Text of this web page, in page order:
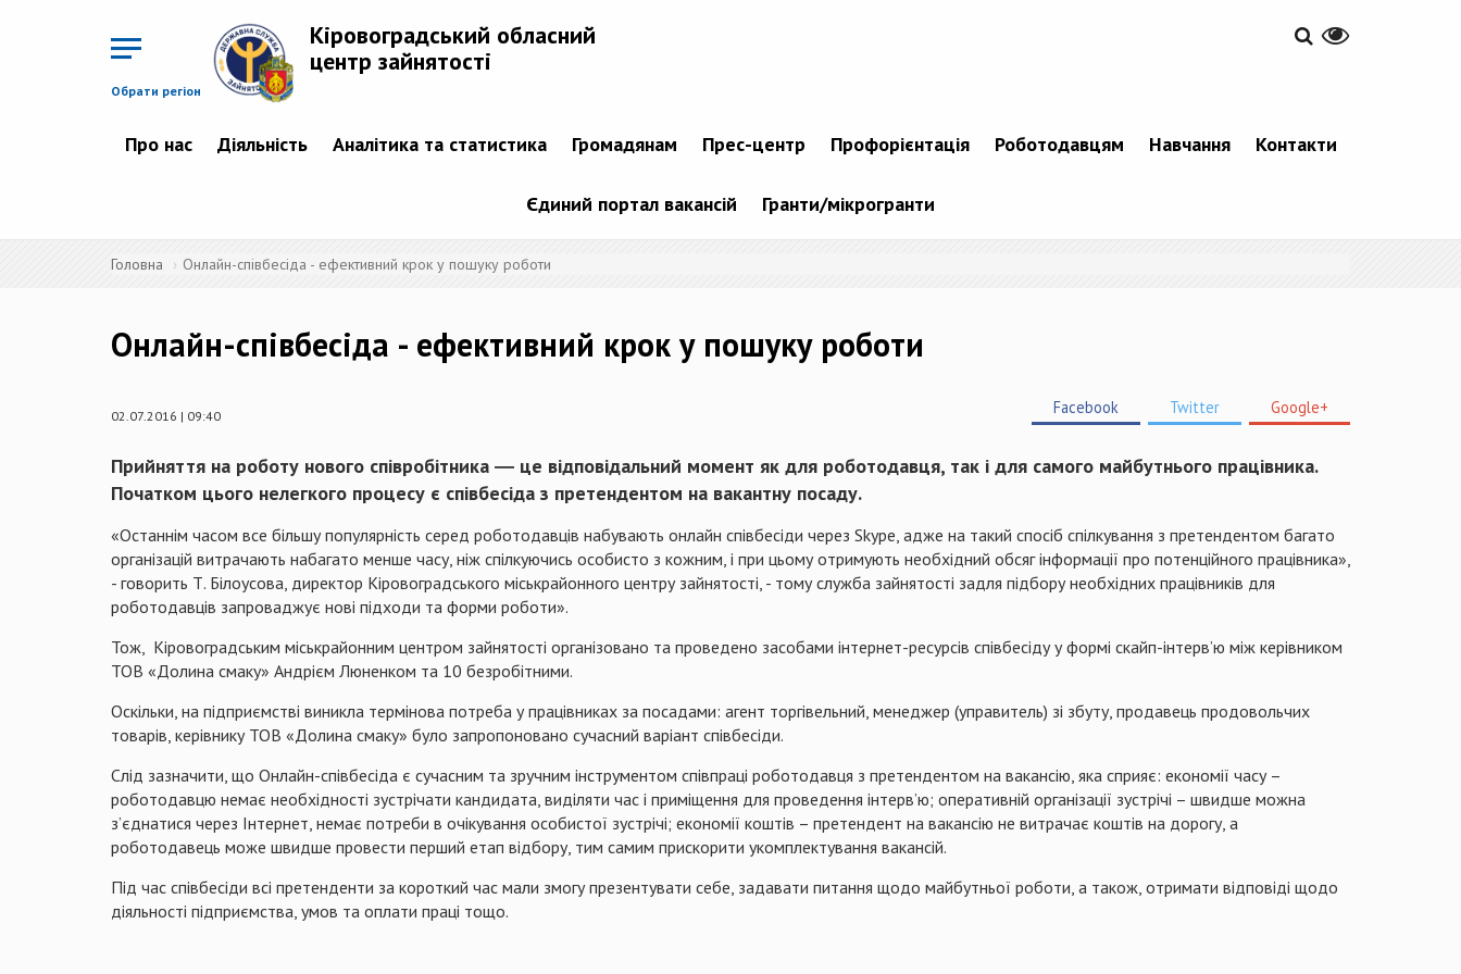
Обрати регіон
Кіровоградський обласний
центр зайнятості
Про нас Діяльність Аналітика та статистика Громадянам Прес-центр Профорієнтація Роботодавцям Навчання Контакти
Єдиний портал вакансій Гранти/мікрогранти
Головна Онлайн-співбесіда - ефективний крок у пошуку роботи
Онлайн-співбесіда - ефективний крок у пошуку роботи
02.07.2016 | 09:40 Facebook Twitter Google+
Прийняття на роботу нового співробітника ― це відповідальний момент як для роботодавця, так і для самого майбутнього працівника.
Початком цього нелегкого процесу є співбесіда з претендентом на вакантну посаду.
«Останнім часом все більшу популярність серед роботодавців набувають онлайн співбесіди через Skype, адже на такий спосіб спілкування з претендентом багато
організацій витрачають набагато менше часу, ніж спілкуючись особисто з кожним, і при цьому отримують необхідний обсяг інформації про потенційного працівника»,
- говорить Т. Білоусова, директор Кіровоградського міськрайонного центру зайнятості, - тому служба зайнятості задля підбору необхідних працівників для
роботодавців запроваджує нові підходи та форми роботи».
Тож, Кіровоградським міськрайонним центром зайнятості організовано та проведено засобами інтернет-ресурсів співбесіду у формі скайп-інтерв’ю між керівником
ТОВ «Долина смаку» Андрієм Люненком та 10 безробітними.
Оскільки, на підприємстві виникла термінова потреба у працівниках за посадами: агент торгівельний, менеджер (управитель) зі збуту, продавець продовольчих
товарів, керівнику ТОВ «Долина смаку» було запропоновано сучасний варіант співбесіди.
Слід зазначити, що Онлайн-співбесіда є сучасним та зручним інструментом співпраці роботодавця з претендентом на вакансію, яка сприяє: економії часу –
роботодавцю немає необхідності зустрічати кандидата, виділяти час і приміщення для проведення інтерв’ю; оперативній організації зустрічі – швидше можна
з’єднатися через Інтернет, немає потреби в очікування особистої зустрічі; економії коштів – претендент на вакансію не витрачає коштів на дорогу, а
роботодавець може швидше провести перший етап відбору, тим самим прискорити укомплектування вакансій.
Під час співбесіди всі претенденти за короткий час мали змогу презентувати себе, задавати питання щодо майбутньої роботи, а також, отримати відповіді щодо
діяльності підприємства, умов та оплати праці тощо.